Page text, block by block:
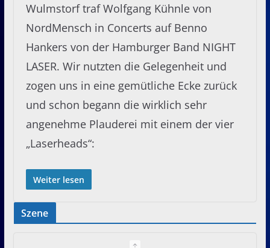
Wulmstorf traf Wolfgang Kühnle von
NordMensch in Concerts auf Benno
Hankers von der Hamburger Band NIGHT
LASER. Wir nutzten die Gelegenheit und
zogen uns in eine gemütliche Ecke zurück
und schon begann die wirklich sehr
angenehme Plauderei mit einem der vier
„Laserheads“:
Weiter lesen
Szene